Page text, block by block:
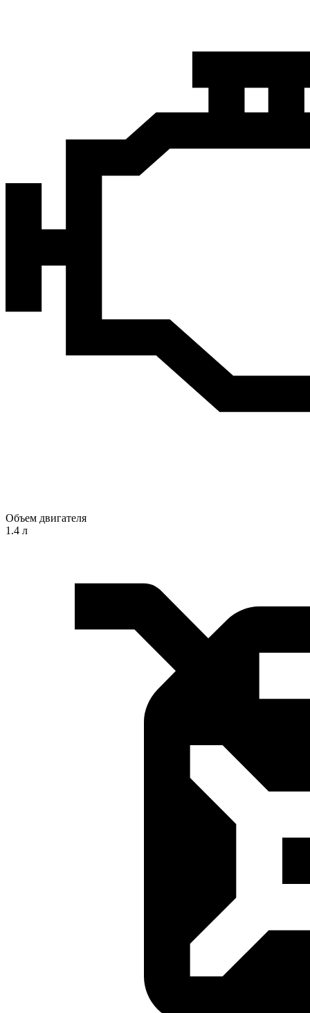
Объем двигателя
1.4 л